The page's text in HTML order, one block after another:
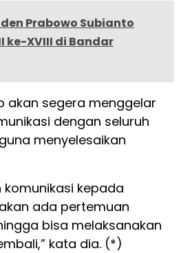
Prabowo Subianto
ke-XVIII di Bandar
akan segera menggelar
dengan seluruh
menyelesaikan
komunikasi kepada
ada pertemuan
bisa melaksanakan
kata dia. (*)